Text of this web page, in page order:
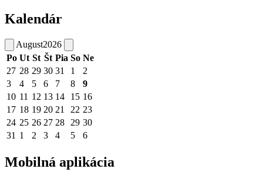
Kalendár
August2026
Po Ut St Št Pia So Ne
27 28 29 30 31 1
2
3
4 5 6 7 8
9
10 11 12 13 14 15 16
17 18 19 20 21 22 23
24 25 26 27 28 29 30
31 1 2 3 4 5 6
Mobilná aplikácia